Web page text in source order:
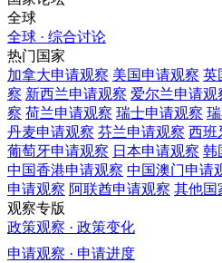
全球
全球 · 综合讨论
热门国家
加拿大申请观察 美国申请观察 英
察 新西兰申请观察 爱尔兰申请观
察 荷兰申请观察 瑞士申请观察
丹麦申请观察 芬兰申请观察 西班
葡萄牙申请观察 日本申请观察 韩
中国香港申请观察 中国澳门申请
申请观察 阿联酋申请观察 其他国
观察专版
政策观察 · 政策变化
申请观察 · 申请进度